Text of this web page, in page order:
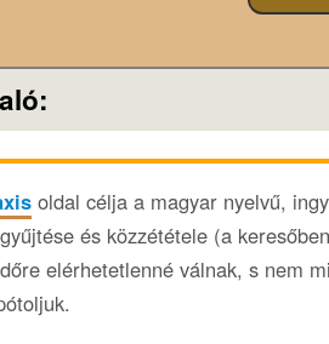
oldal célja a magyar nyelvű,
és közzététele (a
elérhetetlenné válnak, s nem